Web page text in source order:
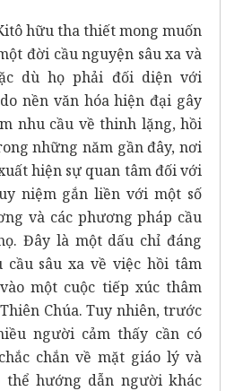
hữu tha thiết mong muốn
đời cầu nguyện sâu xa và
dù họ phải đối diện với
nền văn hóa hiện đại gây
nhu cầu về thinh lặng, hồi
những năm gần đây, nơi
hiện sự quan tâm đối với
niệm gắn liền với một số
và các phương pháp cầu
Đây là một dấu chỉ đáng
sâu xa về việc hồi tâm
một cuộc tiếp xúc thâm
Chúa. Tuy nhiên, trước
người cảm thấy cần có
chắn về mặt giáo lý và
thể hướng dẫn người khác